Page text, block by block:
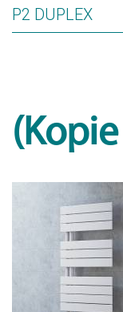
P2 DUPLEX